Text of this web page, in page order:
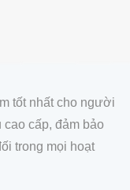
tốt nhất cho người
cấp, đảm bảo
trong mọi hoạt